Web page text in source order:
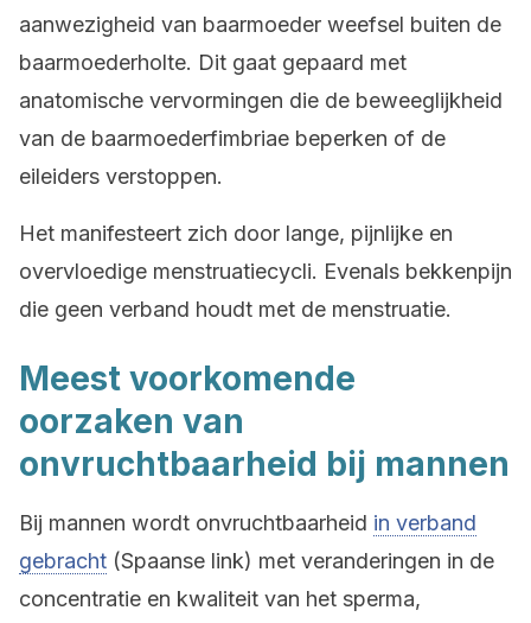
aanwezigheid van baarmoeder weefsel buiten de
baarmoederholte. Dit gaat gepaard met
anatomische vervormingen die de beweeglijkheid
van de baarmoederfimbriae beperken of de
eileiders verstoppen.
Het manifesteert zich door lange, pijnlijke en
overvloedige menstruatiecycli. Evenals bekkenpijn
die geen verband houdt met de menstruatie.
Meest voorkomende
oorzaken van
onvruchtbaarheid bij mannen
Bij mannen wordt onvruchtbaarheid in verband
gebracht (Spaanse link) met veranderingen in de
concentratie en kwaliteit van het sperma,